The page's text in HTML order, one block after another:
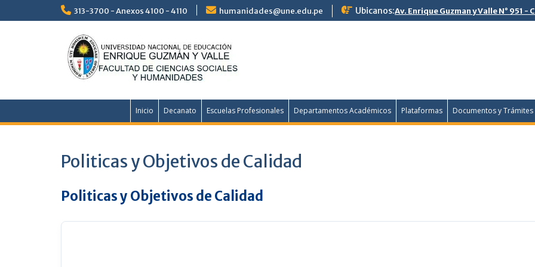
313-3700 - Anexos 4100 - 4110 humanidades@une.edu.pe Ubicanos:Av. Enrique Guzman y Valle N° 951 -
Inicio Decanato Escuelas Profesionales Departamentos Académicos Plataformas Documentos y Trámites
Politicas y Objetivos de Calidad
Politicas y Objetivos de Calidad